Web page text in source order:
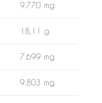
9.770 mg
18,11 g
7.699 mg
9.803 mg